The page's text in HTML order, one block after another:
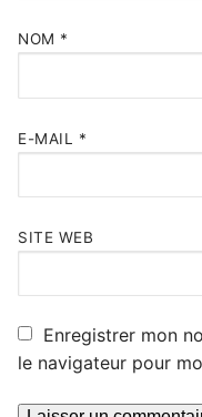
NOM *
E-MAIL *
SITE WEB
Enregistrer mon
le navigateur pour